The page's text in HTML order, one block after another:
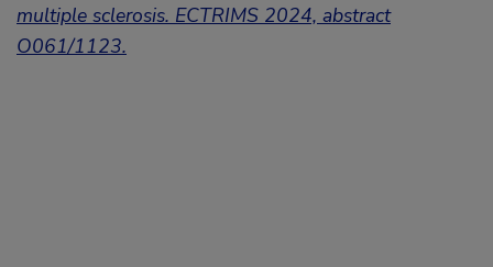
multiple sclerosis. ECTRIMS 2024, abstract
O061/1123.